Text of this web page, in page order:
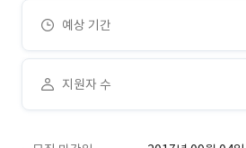
예상 기간
지원자 수